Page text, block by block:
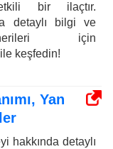
bir ilaçtır.
detaylı bilgi ve
için
keşfedin!
Yan
hakkında detaylı